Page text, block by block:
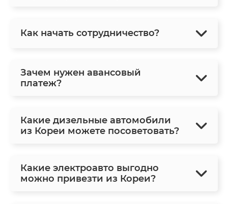
Как начать сотрудничество?
Зачем нужен авансовый
платеж?
Какие дизельные автомобили
из Кореи можете посоветовать?
Какие электроавто выгодно
можно привезти из Кореи?